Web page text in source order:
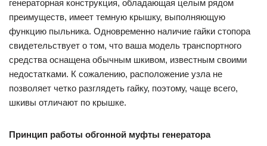
генераторная конструкция, обладающая целым рядом
преимуществ, имеет темную крышку, выполняющую
функцию пыльника. Одновременно наличие гайки стопора
свидетельствует о том, что ваша модель транспортного
средства оснащена обычным шкивом, известным своими
недостатками. К сожалению, расположение узла не
позволяет четко разглядеть гайку, поэтому, чаще всего,
шкивы отличают по крышке.
Принцип работы обгонной муфты генератора